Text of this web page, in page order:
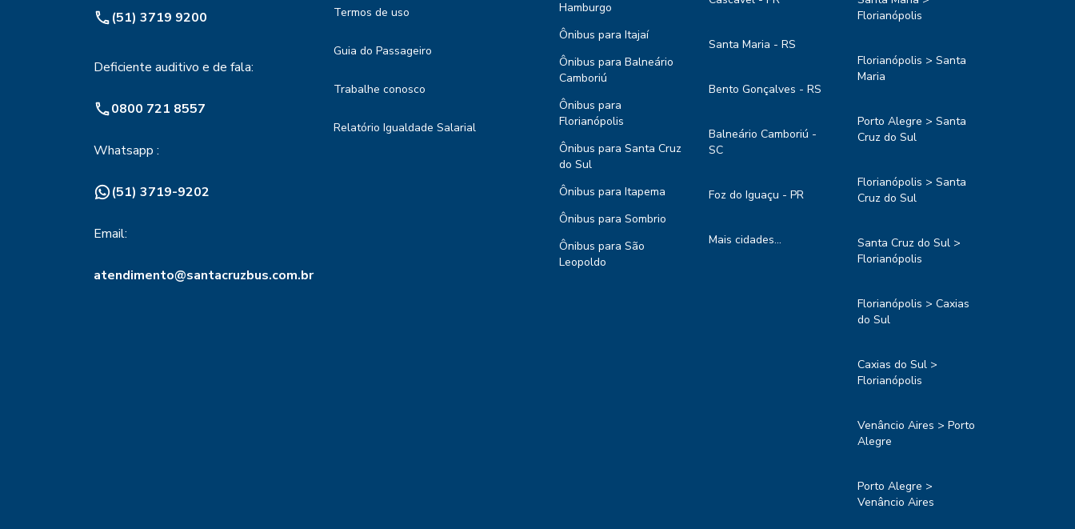
(51) 3719 9200
Deficiente auditivo e de fala:
0800 721 8557
Whatsapp :
(51) 3719-9202
Email:
atendimento@santacruzbus.com.br
Termos de uso
Guia do Passageiro
Trabalhe conosco
Relatório Igualdade Salarial
Hamburgo
Ônibus para Itajaí
Ônibus para Balneário
Camboriú
Ônibus para
Florianópolis
Ônibus para Santa Cruz
do Sul
Ônibus para Itapema
Ônibus para Sombrio
Ônibus para São
Leopoldo
Santa Maria - RS
Bento Gonçalves - RS
Balneário Camboriú -
SC
Foz do Iguaçu - PR
Mais cidades...
Florianópolis
Florianópolis > Santa
Maria
Porto Alegre > Santa
Cruz do Sul
Florianópolis > Santa
Cruz do Sul
Santa Cruz do Sul >
Florianópolis
Florianópolis > Caxias
do Sul
Caxias do Sul >
Florianópolis
Venâncio Aires > Porto
Alegre
Porto Alegre >
Venâncio Aires